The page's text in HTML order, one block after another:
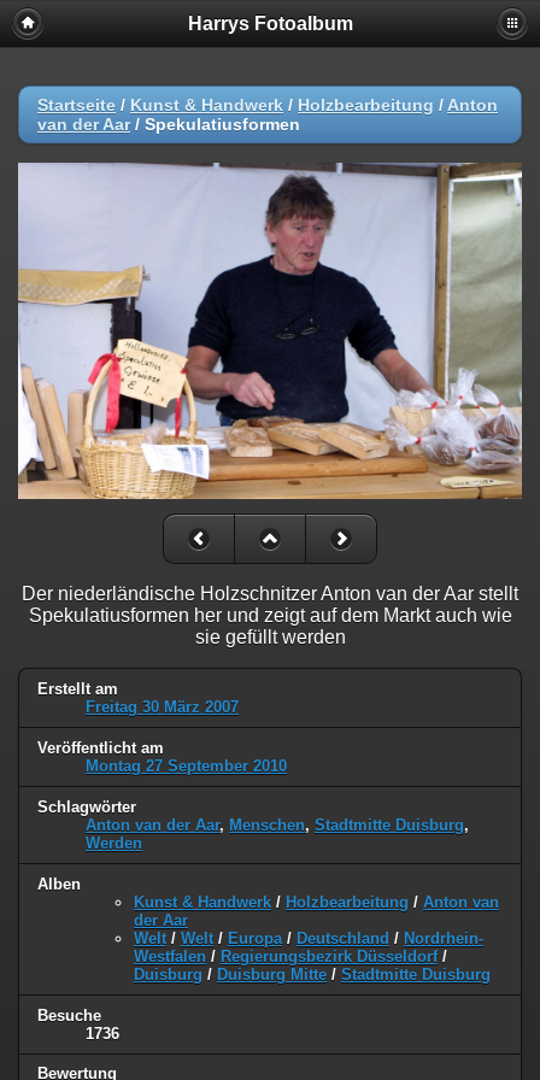
Harrys Fotoalbum
Startseite / Kunst & Handwerk / Holzbearbeitung / Anton
van der Aar/ Spekulatiusformen
Der niederländische Holzschnitzer Anton van der Aar stellt
Spekulatiusformen her und zeigt auf dem Markt auch wie
sie gefüllt werden
Erstellt am
Freitag 30 März 2007
Veröffentlicht am
Montag 27 September 2010
Schlagwörter
Anton van der Aar, Menschen, Stadtmitte Duisburg,
Werden
Alben
Kunst & Handwerk / Holzbearbeitung / Anton van
der Aar
Welt / Welt / Europa / Deutschland / Nordrhein-
Westfalen / Regierungsbezirk Düsseldorf/
Duisburg / Duisburg Mitte / Stadtmitte Duisburg
Besuche
1736
Bewertung